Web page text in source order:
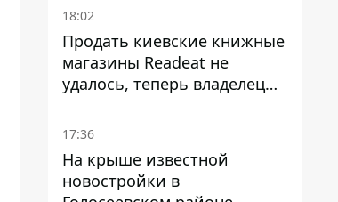
18:02
Продать киевские книжные
магазины Readeat не
удалось, теперь владелец
их просто закроет
17:36
На крыше известной
новостройки в